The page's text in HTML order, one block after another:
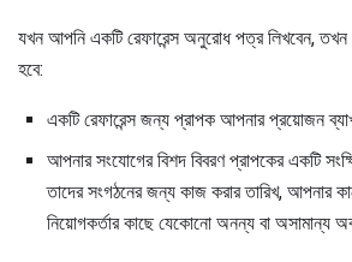
যখন আপনি একটি রেফারেন্স অনুরোধ পত্র লিখবেন,
হবে:
একটি রেফারেন্স জন্য প্রাপক আপনার প্রয়োজন
আপনার সংযোগের বিশদ বিবরণ প্রাপকের একটি
তাদের সংগঠনের জন্য কাজ করার তারিখ, আপনার
নিয়োগকর্তার কাছে যেকোনো অনন্য বা অসামান্য